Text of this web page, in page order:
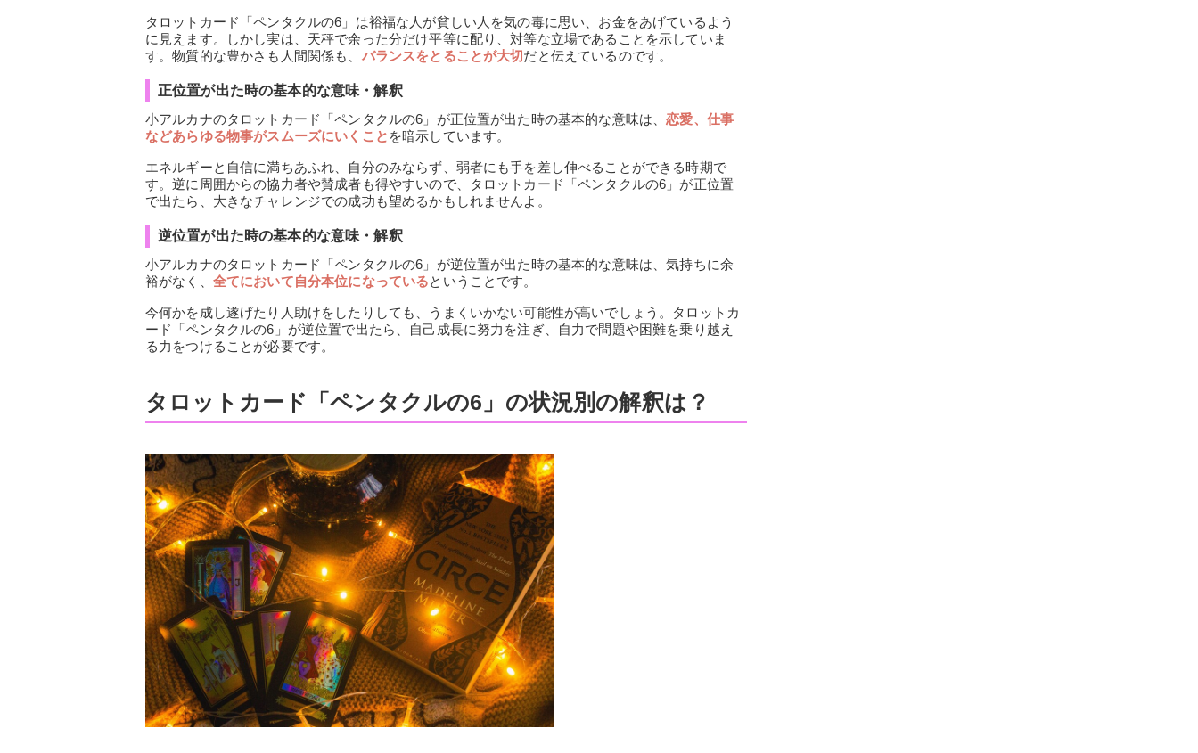
タロットカード「ペンタクルの6」は裕福な人が貧しい人を気の毒に思い、お金をあげているよう
に見えます。しかし実は、天秤で余った分だけ平等に配り、対等な立場であることを示していま
す。物質的な豊かさも人間関係も、 バランスをとることが大切だと伝えているのです。
正位置が出た時の基本的な意味・解釈
小アルカナのタロットカード「ペンタクルの6」が正位置が出た時の基本的な意味は、恋愛、仕事
などあらゆる物事がスムーズにいくこと を暗示しています。
エネルギーと自信に満ちあふれ、自分のみならず、弱者にも手を差し伸べることができる時期で
す。逆に周囲からの協力者や賛成者も得やすいので、タロットカード「ペンタクルの6」が正位置
で出たら、大きなチャレンジでの成功も望めるかもしれませんよ。
逆位置が出た時の基本的な意味・解釈
小アルカナのタロットカード「ペンタクルの6」が逆位置が出た時の基本的な意味は、気持ちに余
裕がなく、 全てにおいて自分本位になっているということです。
今何かを成し遂げたり人助けをしたりしても、うまくいかない可能性が高いでしょう。タロットカ
ード「ペンタクルの6」が逆位置で出たら、自己成長に努力を注ぎ、自力で問題や困難を乗り越え
る力をつけることが必要です。
タロットカード「ペンタクルの6」の状況別の解釈は？